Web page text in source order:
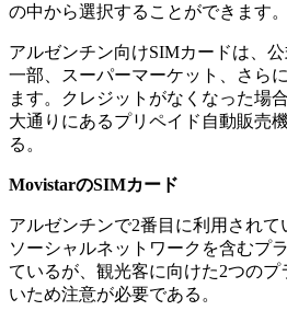
の中から選択することができます。
アルゼンチン向けSIMカードは、
一部、スーパーマーケット、さら
ます。クレジットがなくなった場
大通りにあるプリペイド自動販売
る。
MovistarのSIMカード
アルゼンチンで2番目に利用され
ソーシャルネットワークを含むプ
ているが、観光客に向けた2つの
いため注意が必要である。